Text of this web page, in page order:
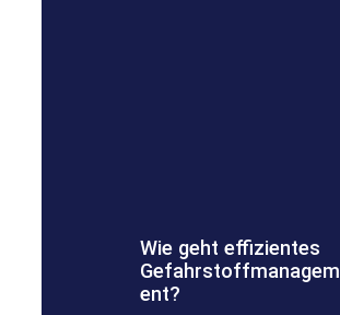
Wie geht effizientes
Gefahrstoffmanagem
ent?